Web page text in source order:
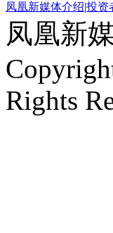
凤凰新媒体介绍|投资
凤凰新
Rights